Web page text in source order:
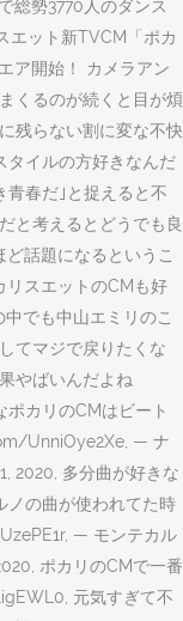
総勢3770人のダンス
ット新TVCM「ポカ
ア開始！ カメラアン
くるのが続くと目が煩
残らない割に変な不快
タイルの方好きなんだ
青春だ｣と捉えると不
と考えるとどうでも良
話題になるというこ
リスエットのCMも好
でも中山エミリのこ
てマジで戻りたくな
やばいんだよね
カリのCMはビート
UnniOye2Xe, — ナ
2020, 多分曲が好きな
ノの曲が使われてた時
— モンテカル
ポカリのCMで一番
元気すぎて不